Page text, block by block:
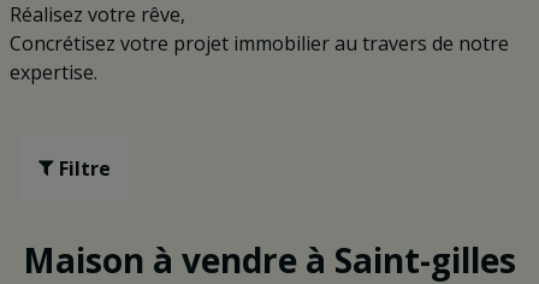
Réalisez votre rêve,
Concrétisez votre projet immobilier au travers de notre
expertise.
Filtre
Maison à vendre à Saint-gilles